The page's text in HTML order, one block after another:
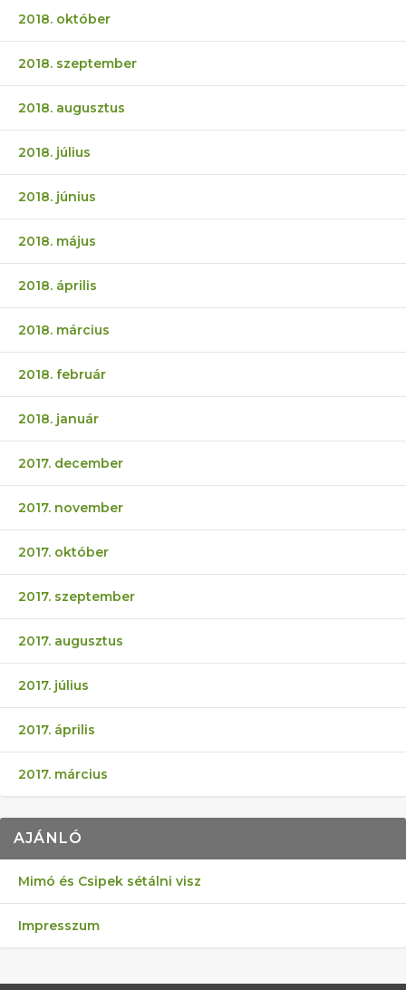
2018. október
2018. szeptember
2018. augusztus
2018. július
2018. június
2018. május
2018. április
2018. március
2018. február
2018. január
2017. december
2017. november
2017. október
2017. szeptember
2017. augusztus
2017. július
2017. április
2017. március
AJÁNLÓ
Mimó és Csipek sétálni visz
Impresszum